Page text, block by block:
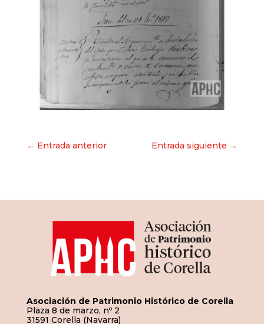
Navegación
← Entrada anterior Entrada siguiente →
Asociación de Patrimonio Histórico de Corella
Plaza 8 de marzo, nº 2
31591 Corella (Navarra)